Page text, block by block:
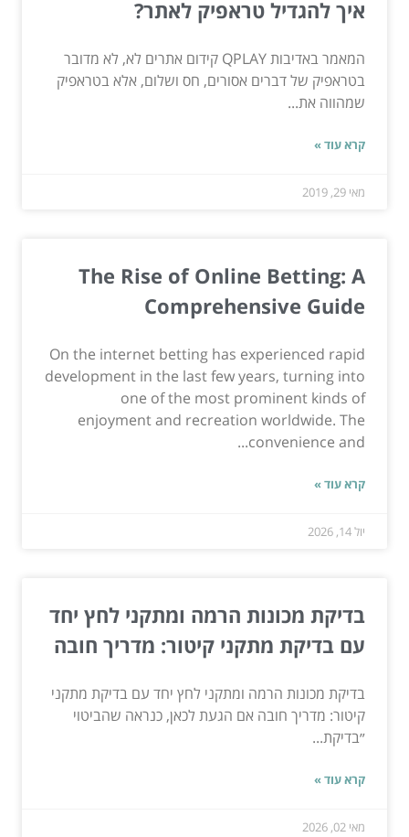
איך להגדיל טראפיק לאתר?
המאמר באדיבות QPLAY קידום אתרים לא, לא מדובר
בטראפיק של דברים אסורים, חס ושלום, אלא בטראפיק
שמהווה את...
קרא עוד »
מאי 29, 2019
The Rise of Online Betting: A
Comprehensive Guide
On the internet betting has experienced rapid
development in the last few years, turning into
one of the most prominent kinds of
enjoyment and recreation worldwide. The
convenience and...
קרא עוד »
יול 14, 2026
בדיקת מכונות הרמה ומתקני לחץ יחד
עם בדיקת מתקני קיטור: מדריך חובה
בדיקת מכונות הרמה ומתקני לחץ יחד עם בדיקת מתקני
קיטור: מדריך חובה אם הגעת לכאן, כנראה שהביטוי
״בדיקת...
קרא עוד »
מאי 02, 2026